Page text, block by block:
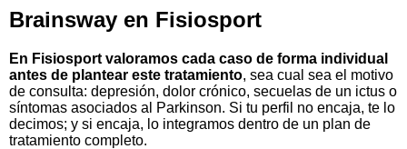
Brainsway en Fisiosport
En Fisiosport valoramos cada caso de forma individual
antes de plantear este tratamiento, sea cual sea el motivo
de consulta: depresión, dolor crónico, secuelas de un ictus o
síntomas asociados al Parkinson. Si tu perfil no encaja, te lo
decimos; y si encaja, lo integramos dentro de un plan de
tratamiento completo.